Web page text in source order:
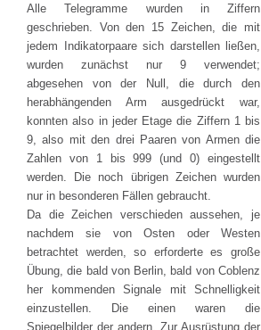
Alle Telegramme wurden in Ziffern
geschrieben. Von den 15 Zeichen, die mit
jedem Indikatorpaare sich darstellen ließen,
wurden zunächst nur 9 verwendet;
abgesehen von der Null, die durch den
herabhängenden Arm ausgedrückt war,
konnten also in jeder Etage die Ziffern 1 bis
9, also mit den drei Paaren von Armen die
Zahlen von 1 bis 999 (und 0) eingestellt
werden. Die noch übrigen Zeichen wurden
nur in besonderen Fällen gebraucht.
Da die Zeichen verschieden aussehen, je
nachdem sie von Osten oder Westen
betrachtet werden, so erforderte es große
Übung, die bald von Berlin, bald von Coblenz
her kommenden Signale mit Schnelligkeit
einzustellen. Die einen waren die
Spiegelbilder der andern. Zur Ausrüstung der